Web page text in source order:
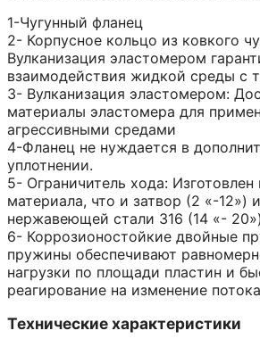
1-Чугунный фланец
2- Корпусное кольцо из ковкого
Вулканизация эластомером
взаимодействия жидкой среды с
3- Вулканизация эластомером:
материалы эластомера для
агрессивными средами
4-Фланец не нуждается в
уплотнении.
5- Ограничитель хода:
материала, что и затвор (2 «-12»)
нержавеющей стали 316 (14 «-
6- Коррозионостойкие двойные
пружины обеспечивают
нагрузки по площади пластин и
реагирование на изменение
Технические характеристики